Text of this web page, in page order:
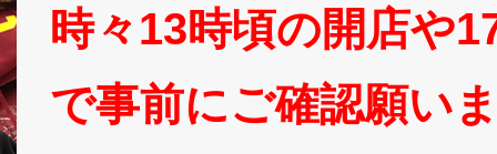
時々13時頃の開店や
で事前にご確認願い